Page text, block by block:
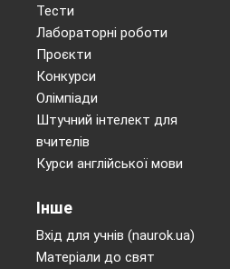
Тести
Лабораторні роботи
Проєкти
Конкурси
Олімпіади
Штучний інтелект для
вчителів
Курси англійської мови
Інше
Вхід для учнів (naurok.ua)
Матеріали до свят